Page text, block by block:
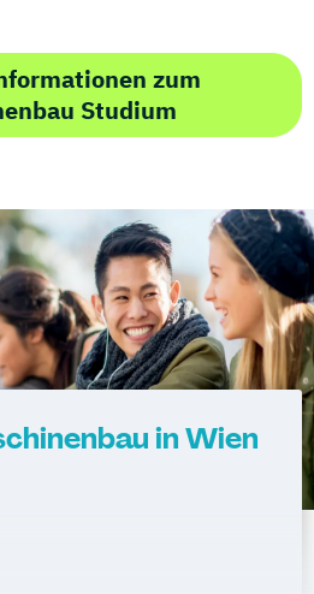
Produktion
für Ingenieure
für
Künstliche
zum
Studium
in Wien